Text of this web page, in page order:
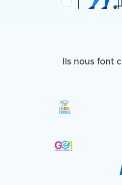
Ils nous font